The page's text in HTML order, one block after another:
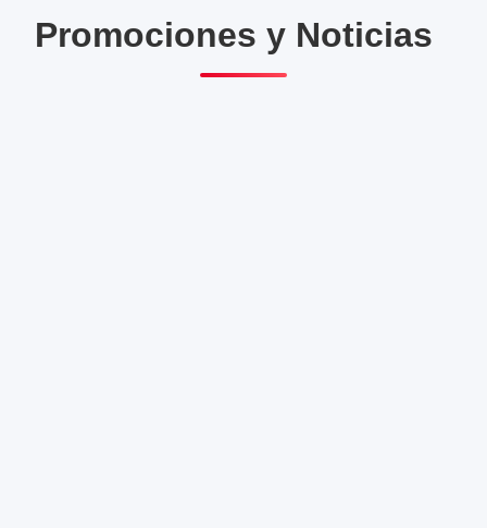
Promociones y Noticias